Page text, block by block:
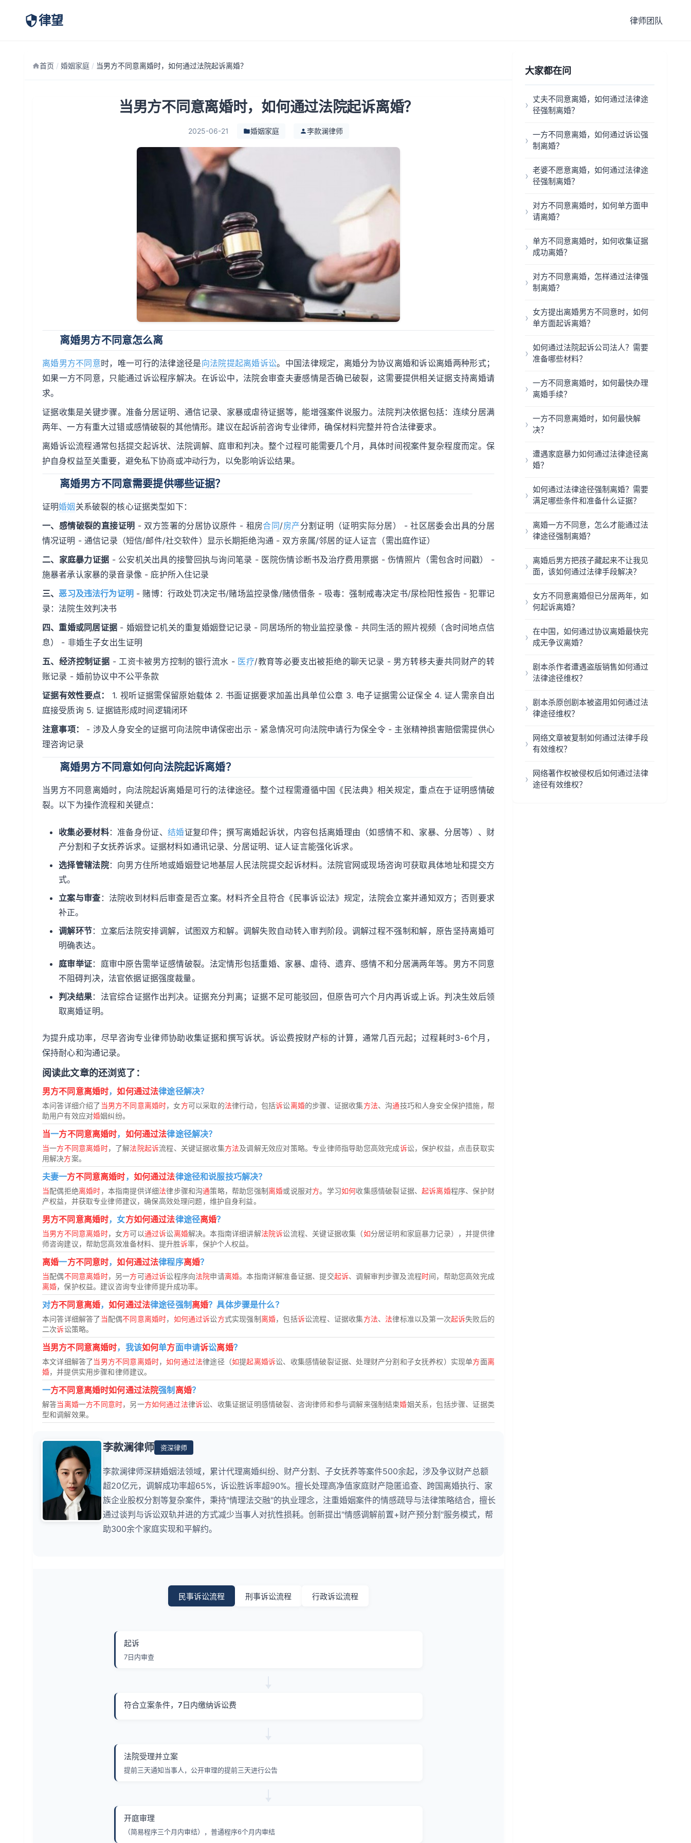
律望 律师团队
首页 / 婚姻家庭 / 当男方不同意离婚时，如何通过法院起诉离婚？
当男方不同意离婚时，如何通过法院起诉离婚？
2025-06-21 婚姻家庭 李款澜律师
离婚男方不同意怎么离
离婚男方不同意时，唯一可行的法律途径是向法院提起离婚诉讼。中国法律规定，离婚分为协议离婚和诉讼离婚两种形式；
如果一方不同意，只能通过诉讼程序解决。在诉讼中，法院会审查夫妻感情是否确已破裂，这需要提供相关证据支持离婚请
求。
证据收集是关键步骤。准备分居证明、通信记录、家暴或虐待证据等，能增强案件说服力。法院判决依据包括：连续分居满
两年、一方有重大过错或感情破裂的其他情形。建议在起诉前咨询专业律师，确保材料完整并符合法律要求。
离婚诉讼流程通常包括提交起诉状、法院调解、庭审和判决。整个过程可能需要几个月，具体时间视案件复杂程度而定。保
护自身权益至关重要，避免私下协商或冲动行为，以免影响诉讼结果。
离婚男方不同意需要提供哪些证据？
证明婚姻 关系破裂的核心证据类型如下：
一、感情破裂的直接证明 - 双方签署的分居协议原件 - 租房合同/房产分割证明（证明实际分居） - 社区居委会出具的分居
情况证明 - 通信记录（短信/邮件/社交软件）显示长期拒绝沟通 - 双方亲属/邻居的证人证言（需出庭作证）
二、家庭暴力证据 - 公安机关出具的接警回执与询问笔录 - 医院伤情诊断书及治疗费用票据 - 伤情照片（需包含时间戳） -
施暴者承认家暴的录音录像 - 庇护所入住记录
三、 恶习及违法行为证明 - 赌博：行政处罚决定书/赌场监控录像/赌债借条 - 吸毒：强制戒毒决定书/尿检阳性报告 - 犯罪记
录：法院生效判决书
四、重婚或同居证据- 婚姻登记机关的重复婚姻登记记录 - 同居场所的物业监控录像 - 共同生活的照片视频（含时间地点信
息） - 非婚生子女出生证明
五、经济控制证据 - 工资卡被男方控制的银行流水 - 医疗/教育等必要支出被拒绝的聊天记录 - 男方转移夫妻共同财产的转
账记录 - 婚前协议中不公平条款
证据有效性要点：
1. 视听证据需保留原始载体 2. 书面证据要求加盖出具单位公章 3. 电子证据需公证保全 4. 证人需亲自出
庭接受质询 5. 证据链形成时间逻辑闭环
注意事项：
- 涉及人身安全的证据可向法院申请保密出示 - 紧急情况可向法院申请行为保全令 - 主张精神损害赔偿需提供心
理咨询记录
离婚男方不同意如何向法院起诉离婚？
当男方不同意离婚时，向法院起诉离婚是可行的法律途径。整个过程需遵循中国《民法典》相关规定，重点在于证明感情破
裂。以下为操作流程和关键点：
收集必要材料：准备身份证、结婚证复印件；撰写离婚起诉状，内容包括离婚理由（如感情不和、家暴、分居等）、财
产分割和子女抚养诉求。证据材料如通讯记录、分居证明、证人证言能强化诉求。
选择管辖法院：向男方住所地或婚姻登记地基层人民法院提交起诉材料。法院官网或现场咨询可获取具体地址和提交方
式。
立案与审查 ：法院收到材料后审查是否立案。材料齐全且符合《民事诉讼法》规定，法院会立案并通知双方；否则要求
补正。
调解环节：立案后法院安排调解，试图双方和解。调解失败自动转入审判阶段。调解过程不强制和解，原告坚持离婚可
明确表达。
庭审举证：庭审中原告需举证感情破裂。法定情形包括重婚、家暴、虐待、遗弃、感情不和分居满两年等。男方不同意
不阻碍判决，法官依据证据强度裁量。
判决结果：法官综合证据作出判决。证据充分判离；证据不足可能驳回，但原告可六个月内再诉或上诉。判决生效后领
取离婚证明。
为提升成功率，尽早咨询专业律师协助收集证据和撰写诉状。诉讼费按财产标的计算，通常几百元起；过程耗时3-6个月，
保持耐心和沟通记录。
阅读此文章的还浏览了：
男方不同意离婚时，如何通过法律途径解决？
本问答详细介绍了 当男方不同意离婚时，女方可以采取的法律行动，包括诉讼离婚的步骤、证据收集方法、沟通技巧和人身安全保护措施，帮
助用户有效应对婚姻纠纷。
当一方不同意离婚时， 如何通过法律途径解决？
当一方不同意离婚时，了解法院起诉流程、关键证据收集方法及调解无效应对策略。专业律师指导助您高效完成诉讼，保护权益，点击获取实
用解决方案。
夫妻一方不同意离婚时， 如何通过法律途径和说服技巧解决？
当配偶拒绝离婚时，本指南提供详细法律步骤和沟通策略，帮助您强制离婚或说服对方。学习如何收集感情破裂证据、起诉离婚程序、保护财
产权益，并获取专业律师建议，确保高效处理问题，维护自身利益。
男方不同意离婚时，女方如何通过法律途径离婚？
当男方不同意离婚时，女方可以通过诉讼离婚解决。本指南详细讲解法院诉讼流程、关键证据收集（如分居证明和家庭暴力记录），并提供律
师咨询建议，帮助您高效准备材料、提升胜诉率，保护个人权益。
离婚一方不同意时，如何通过法律程序离婚？
当配偶不同意离婚时，另一方可通过诉讼程序向法院申请离婚。本指南详解准备证据、提交起诉、调解审判步骤及流程时间，帮助您高效完成
离婚，保护权益。建议咨询专业律师提升成功率。
对方不同意离婚，如何通过法律途径强制 离婚？具体步骤是什么？
本问答详细解答了 当配偶不同意离婚时， 如何通过诉讼方式实现强制离婚，包括诉讼流程、证据收集方法、 法律标准以及第一次起诉失败后的
二次诉讼策略。
当男方不同意离婚时，我该如何单方面申请诉讼离婚？
本文详细解答了当男方不同意离婚时，如何通过法律途径（如提起离婚诉讼、收集感情破裂证据、处理财产分割和子女抚养权）实现单方面离
婚，并提供实用步骤和律师建议。
一方不同意离婚时如何通过法院强制 离婚？
解答当离婚一方不同意时，另一方如何通过法律诉讼、收集证据证明感情破裂、咨询律师和参与调解来强制结束婚姻关系，包括步骤、证据类
型和调解效果。
李款澜律师 资深律师
李款澜律师深耕婚姻法领域，累计代理离婚纠纷、财产分割、子女抚养等案件500余起，涉及争议财产总额
超20亿元，调解成功率超65%，诉讼胜诉率超90%。擅长处理高净值家庭财产隐匿追查、跨国离婚执行、家
族企业股权分割等复杂案件，秉持"情理法交融"的执业理念，注重婚姻案件的情感疏导与法律策略结合，擅长
通过谈判与诉讼双轨并进的方式减少当事人对抗性损耗。创新提出"情感调解前置+财产预分割"服务模式，帮
助300余个家庭实现和平解约。
民事诉讼流程 刑事诉讼流程 行政诉讼流程
起诉
7日内审查
符合立案条件，7日内缴纳诉讼费
法院受理并立案
提前三天通知当事人，公开审理的提前三天进行公告
开庭审理
（简易程序三个月内审结），普通程序6个月内审结
大家都在问
丈夫不同意离婚，如何通过法律途
径强制离婚？
一方不同意离婚，如何通过诉讼强
制离婚？
老婆不愿意离婚，如何通过法律途
径强制离婚？
对方不同意离婚时，如何单方面申
请离婚？
单方不同意离婚时，如何收集证据
成功离婚？
对方不同意离婚，怎样通过法律强
制离婚？
女方提出离婚男方不同意时，如何
单方面起诉离婚？
如何通过法院起诉公司法人？需要
准备哪些材料？
一方不同意离婚时，如何最快办理
离婚手续？
一方不同意离婚时，如何最快解
决？
遭遇家庭暴力如何通过法律途径离
婚？
如何通过法律途径强制离婚？需要
满足哪些条件和准备什么证据？
离婚一方不同意，怎么才能通过法
律途径强制离婚？
离婚后男方把孩子藏起来不让我见
面，该如何通过法律手段解决？
女方不同意离婚但已分居两年，如
何起诉离婚？
在中国，如何通过协议离婚最快完
成无争议离婚？
剧本杀作者遭遇盗版销售如何通过
法律途径维权？
剧本杀原创剧本被盗用如何通过法
律途径维权？
网络文章被复制如何通过法律手段
有效维权？
网络著作权被侵权后如何通过法律
途径有效维权？